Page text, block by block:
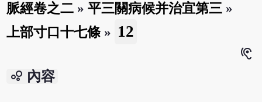
脈經卷之二 »平三關病候并治宜第三 »
上部寸口十七條 » 12
hearing
bubble_chart 內容